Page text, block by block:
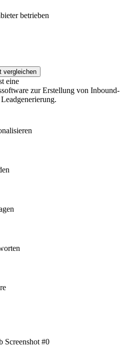
betrieben
vergleichen
eine
zur Erstellung von Inbound-